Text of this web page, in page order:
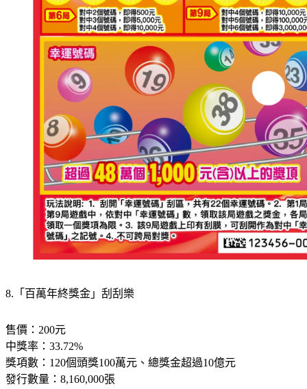
8.「百萬年終獎金」刮刮樂
售價：200元
中獎率：33.72%
獎項數：120個頭獎100萬元、總獎金超過10億元
發行數量：8,160,000張